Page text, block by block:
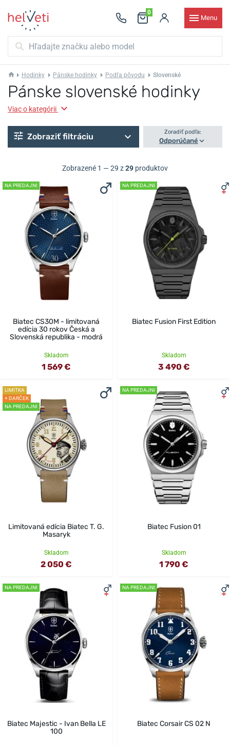
0
Menu
Hodinky Pánske hodinky Podľa pôvodu Slovenské
Pánske slovenské hodinky
Viac o kategórii
Zobraziť filtráciu Zoradiť podľa:
Odporúčané
Zobrazené 1 — 29 z29 produktov
NA PREDAJNI
Biatec CS30M - limitovaná
edícia 30 rokov Česká a
Slovenská republika - modrá
Skladom
1 569 €
NA PREDAJNI
Biatec Fusion First Edition
Skladom
3 490 €
LIMITKA
+ DARČEK
NA PREDAJNI
Limitovaná edícia Biatec T. G.
Masaryk
Skladom
2 050 €
NA PREDAJNI
Biatec Fusion 01
Skladom
1 790 €
NA PREDAJNI
Biatec Majestic - Ivan Bella LE
100
NA PREDAJNI
Biatec Corsair CS 02 N